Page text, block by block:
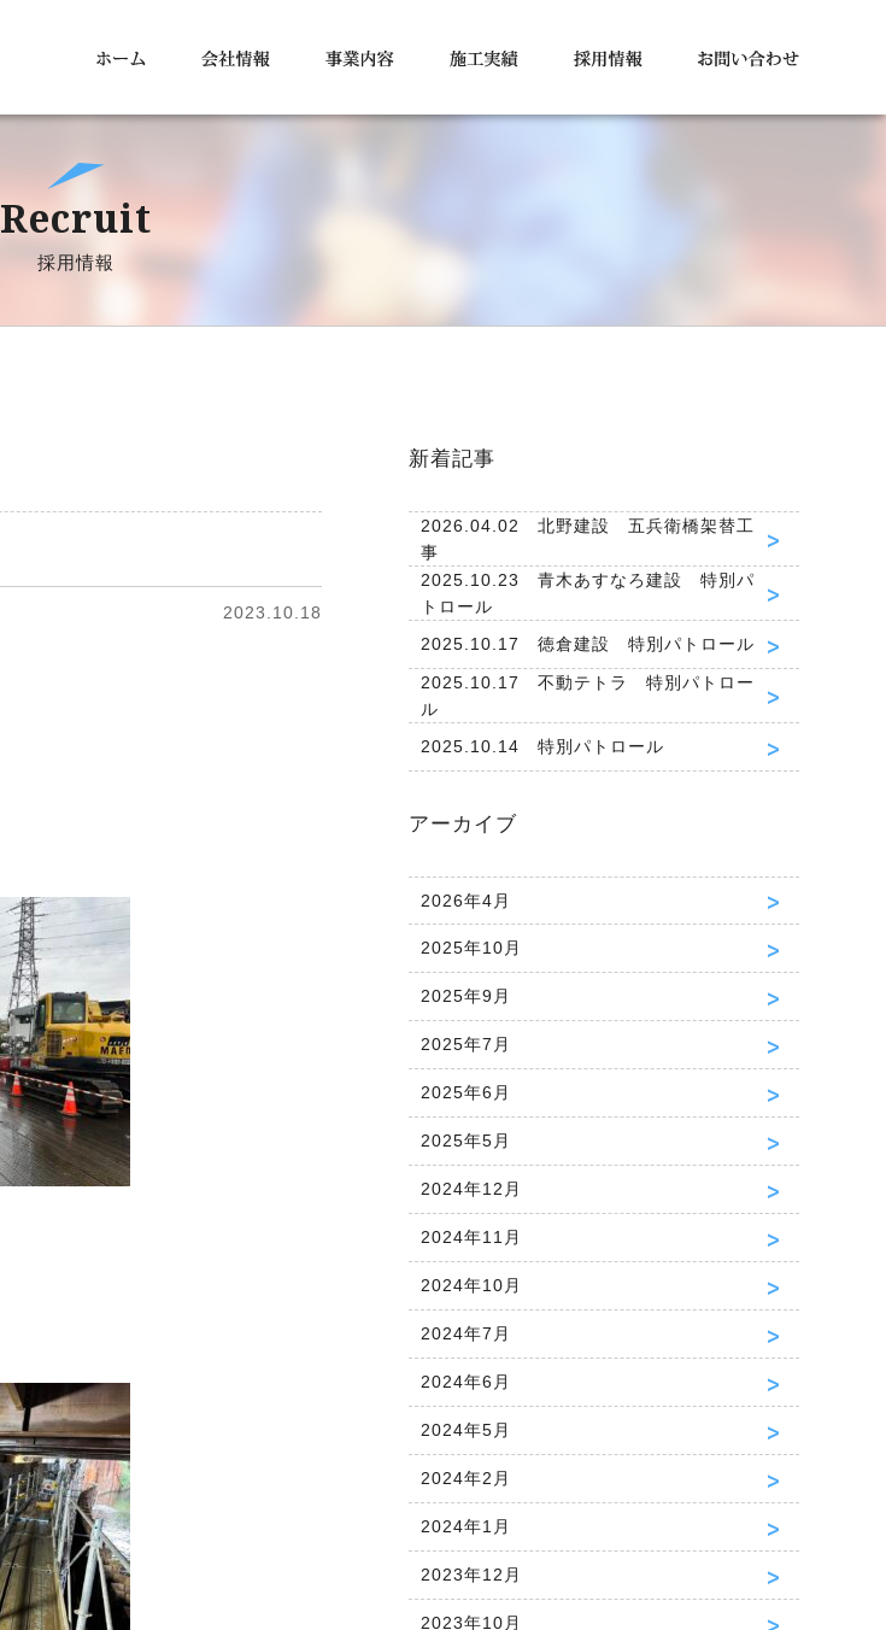
Recruit
採用情報
2023.10.18
新着記事
2026.04.02 北野建設 五兵衛橋架替工
事
2025.10.23 青木あすなろ建設 特別パ
トロール
2025.10.17 徳倉建設 特別パトロール
2025.10.17 不動テトラ 特別パトロー
ル
2025.10.14 特別パトロール
アーカイブ
2026年4月
2025年10月
2025年9月
2025年7月
2025年6月
2025年5月
2024年12月
2024年11月
2024年10月
2024年7月
2024年6月
2024年5月
2024年2月
2024年1月
2023年12月
2023年10月